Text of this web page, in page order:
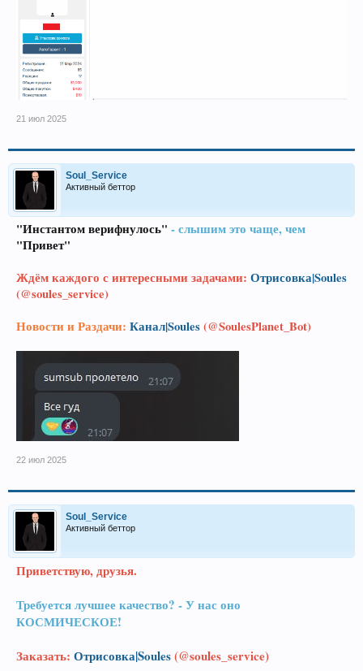
21 июл 2025
Soul_Service
Активный беттор
"Инстантом верифнулось" - слышим это чаще, чем
"Привет"
Ждём каждого с интересными задачами: Отрисовка|Soules
(@soules_service)
Новости и Раздачи: Канал|Soules(@SoulesPlanet_Bot)
22 июл 2025
Soul_Service
Активный беттор
Приветствую, друзья.
Требуется лучшее качество? - У нас оно
КОСМИЧЕСКОЕ!
Заказать: Отрисовка|Soules(@soules_service)